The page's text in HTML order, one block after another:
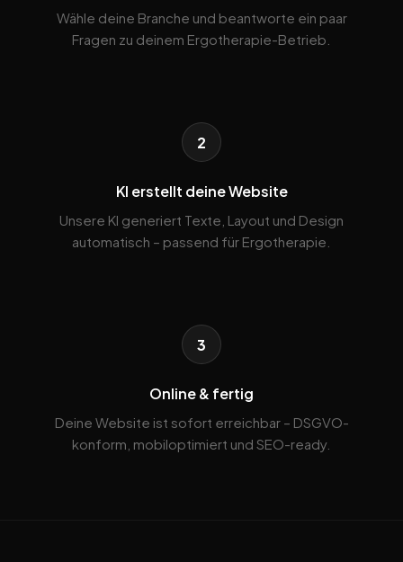
Wähle deine Branche und beantworte ein paar
Fragen zu deinem Ergotherapie-Betrieb.
2
KI erstellt deine Website
Unsere KI generiert Texte, Layout und Design
automatisch – passend für Ergotherapie.
3
Online & fertig
Deine Website ist sofort erreichbar – DSGVO-
konform, mobiloptimiert und SEO-ready.